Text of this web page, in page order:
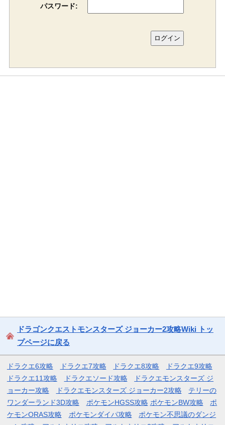
パスワード:
ドラゴンクエストモンスターズ ジョーカー2攻略Wiki トッ
プページに戻る
ドラクエ6攻略 ドラクエ7攻略 ドラクエ8攻略
ドラクエ9攻略
ドラクエ11攻略
ドラクエソード攻略
ドラクエモンスターズ ジ
ョーカー攻略
ドラクエモンスターズ ジョーカー2攻略
テリーの
ワンダーランド3D攻略
ポケモンHGSS攻略 ポケモンBW攻略
ポ
ケモンORAS攻略
ポケモンダイパ攻略
ポケモン不思議のダンジ